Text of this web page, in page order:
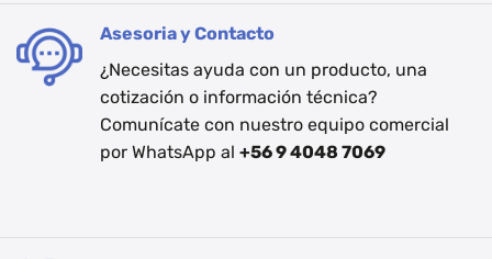
Asesoria y Contacto
¿Necesitas ayuda con un producto, una
cotización o información técnica?
Comunícate con nuestro equipo comercial
por WhatsApp al +56 9 4048 7069